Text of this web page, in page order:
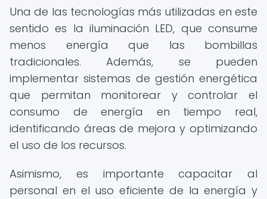
Una de las tecnologías más utilizadas en este
sentido es la iluminación LED, que consume
menos energía que las bombillas
tradicionales. Además, se pueden
implementar sistemas de gestión energética
que permitan monitorear y controlar el
consumo de energía en tiempo real,
identificando áreas de mejora y optimizando
el uso de los recursos.
Asimismo, es importante capacitar al
personal en el uso eficiente de la energía y